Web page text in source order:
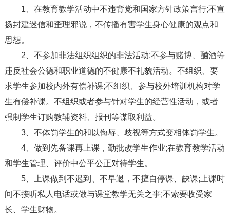
1、在教育教学活动中不违背党和国家方针政策言行;不宣
扬封建迷信和歪理邪说，不传播有害学生身心健康的观点和
思想。
2、不参加非法组织组织的非法活动;不参与赌博、酗酒等
违反社会公德和职业道德的不健康不礼貌活动。不组织、要
求学生参加校内外有偿补课;不组织、参与校外培训机构对学
生有偿补课。不组织或者参与针对学生的经营性活动，或者
强制学生订购教辅资料、报刊等谋取利益。
3、不体罚学生的和以侮辱、歧视等方式变相体罚学生。
4、做到先备课再上课，勤批改学生作业;在教育教学活动
和学生管理、评价中公平公正对待学生。
5、上课做到不迟到、不早退，不擅自停课、缺课;上课时
间不接听私人电话或做与课堂教学无关之事;不索要收受家
长、学生财物。